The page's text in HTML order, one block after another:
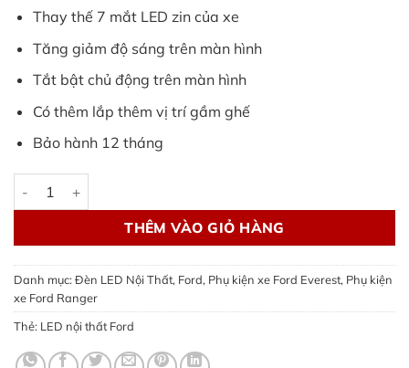
Thay thế 7 mắt LED zin của xe
Tăng giảm độ sáng trên màn hình
Tắt bật chủ động trên màn hình
Có thêm lắp thêm vị trí gầm ghế
Bảo hành 12 tháng
LED nội thất Ford Next Gen chính hãng 7 màu số lượng
THÊM VÀO GIỎ HÀNG
Danh mục: Đèn LED Nội Thất, Ford, Phụ kiện xe Ford Everest, Phụ kiện
xe Ford Ranger
Thẻ: LED nội thất Ford